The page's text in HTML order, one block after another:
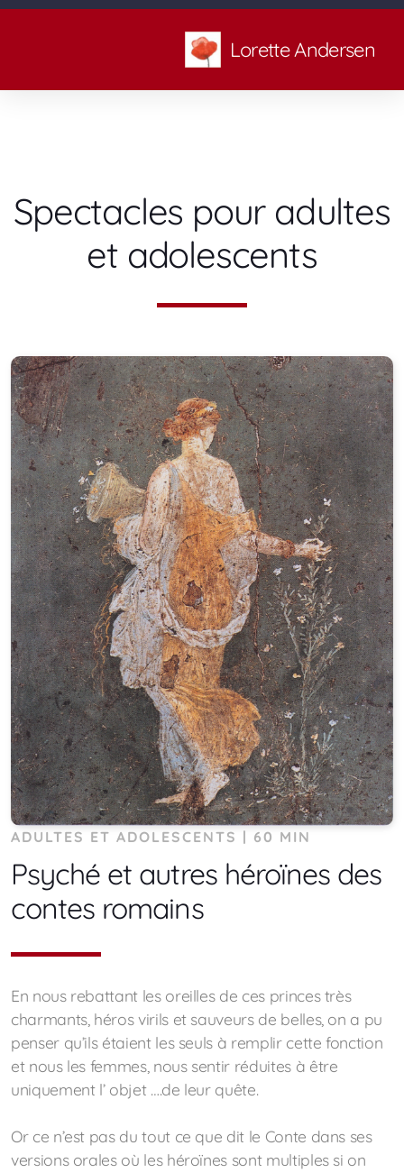
Lorette Andersen
Spectacles pour adultes
et adolescents
ADULTES ET ADOLESCENTS | 60 MIN
Psyché et autres héroïnes des
contes romains
En nous rebattant les oreilles de ces princes très
charmants, héros virils et sauveurs de belles, on a pu
penser qu’ils étaient les seuls à remplir cette fonction
et nous les femmes, nous sentir réduites à être
uniquement l’ objet ….de leur quête.
Or ce n’est pas du tout ce que dit le Conte dans ses
versions orales où les héroïnes sont multiples si on
Adultes et adolescents
Enfants et famille
Formations sur demande